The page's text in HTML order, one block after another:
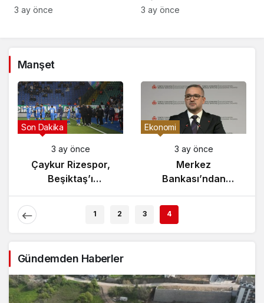
Ortaklık Mesajı
3 ay önce 3 ay önce
Manşet
Son Dakika
3 ay önce
Çaykur Rizespor,
Beşiktaş’ı
Ağırlıyor!
Ekonomi
3 ay önce
Merkez
Bankası’ndan
Enflasyon Raporu
Açıklaması
1 2 3 4
Gündemden Haberler